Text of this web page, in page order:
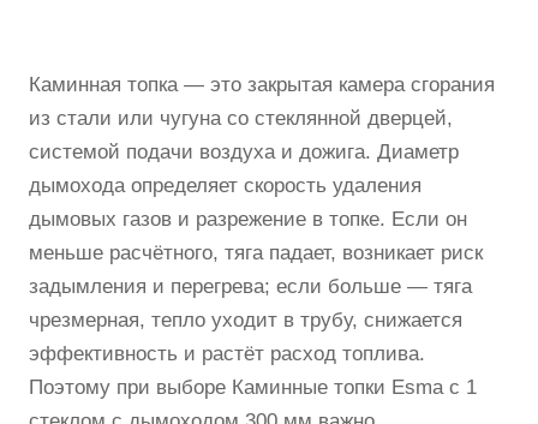
Каминная топка — это закрытая камера сгорания
из стали или чугуна со стеклянной дверцей,
системой подачи воздуха и дожига. Диаметр
дымохода определяет скорость удаления
дымовых газов и разрежение в топке. Если он
меньше расчётного, тяга падает, возникает риск
задымления и перегрева; если больше — тяга
чрезмерная, тепло уходит в трубу, снижается
эффективность и растёт расход топлива.
Поэтому при выборе Каминные топки Esma с 1